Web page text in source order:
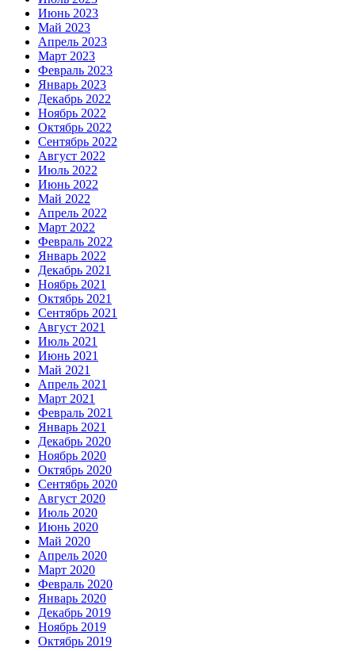
Июнь 2023
Май 2023
Апрель 2023
Март 2023
Февраль 2023
Январь 2023
Декабрь 2022
Ноябрь 2022
Октябрь 2022
Сентябрь 2022
Август 2022
Июль 2022
Июнь 2022
Май 2022
Апрель 2022
Март 2022
Февраль 2022
Январь 2022
Декабрь 2021
Ноябрь 2021
Октябрь 2021
Сентябрь 2021
Август 2021
Июль 2021
Июнь 2021
Май 2021
Апрель 2021
Март 2021
Февраль 2021
Январь 2021
Декабрь 2020
Ноябрь 2020
Октябрь 2020
Сентябрь 2020
Август 2020
Июль 2020
Июнь 2020
Май 2020
Апрель 2020
Март 2020
Февраль 2020
Январь 2020
Декабрь 2019
Ноябрь 2019
Октябрь 2019